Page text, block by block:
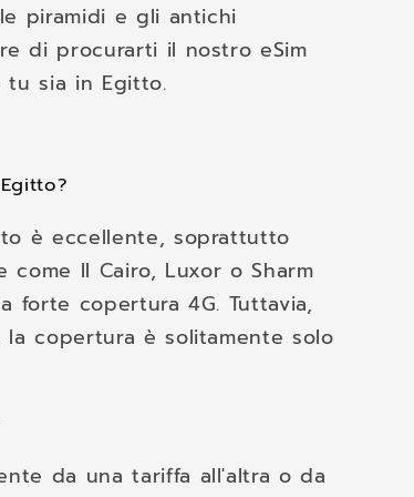
piramidi e gli antichi
di procurarti il nostro eSim
tu sia in Egitto.
è eccellente, soprattutto
Il Cairo, Luxor o Sharm
forte copertura 4G. Tuttavia,
copertura è solitamente solo
da una tariffa all'altra o da